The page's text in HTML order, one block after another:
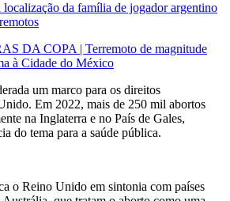
localização da família de jogador argentino
DA COPA | Terremoto de magnitude
à Cidade do México
um marco para os direitos
Em 2022, mais de 250 mil abortos
na Inglaterra e no País de Gales,
do tema para a saúde pública.
o Reino Unido em sintonia com países